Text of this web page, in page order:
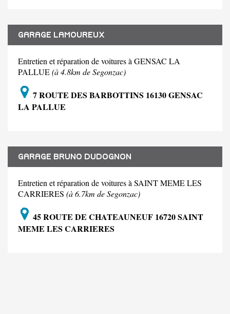
GARAGE LAMOUREUX
Entretien et réparation de voitures à GENSAC LA
PALLUE(à 4.8km de Segonzac)
7 ROUTE DES BARBOTTINS 16130 GENSAC
LA PALLUE
GARAGE BRUNO DUDOGNON
Entretien et réparation de voitures à SAINT MEME LES
CARRIERES (à 6.7km de Segonzac)
45 ROUTE DE CHATEAUNEUF 16720 SAINT
MEME LES CARRIERES